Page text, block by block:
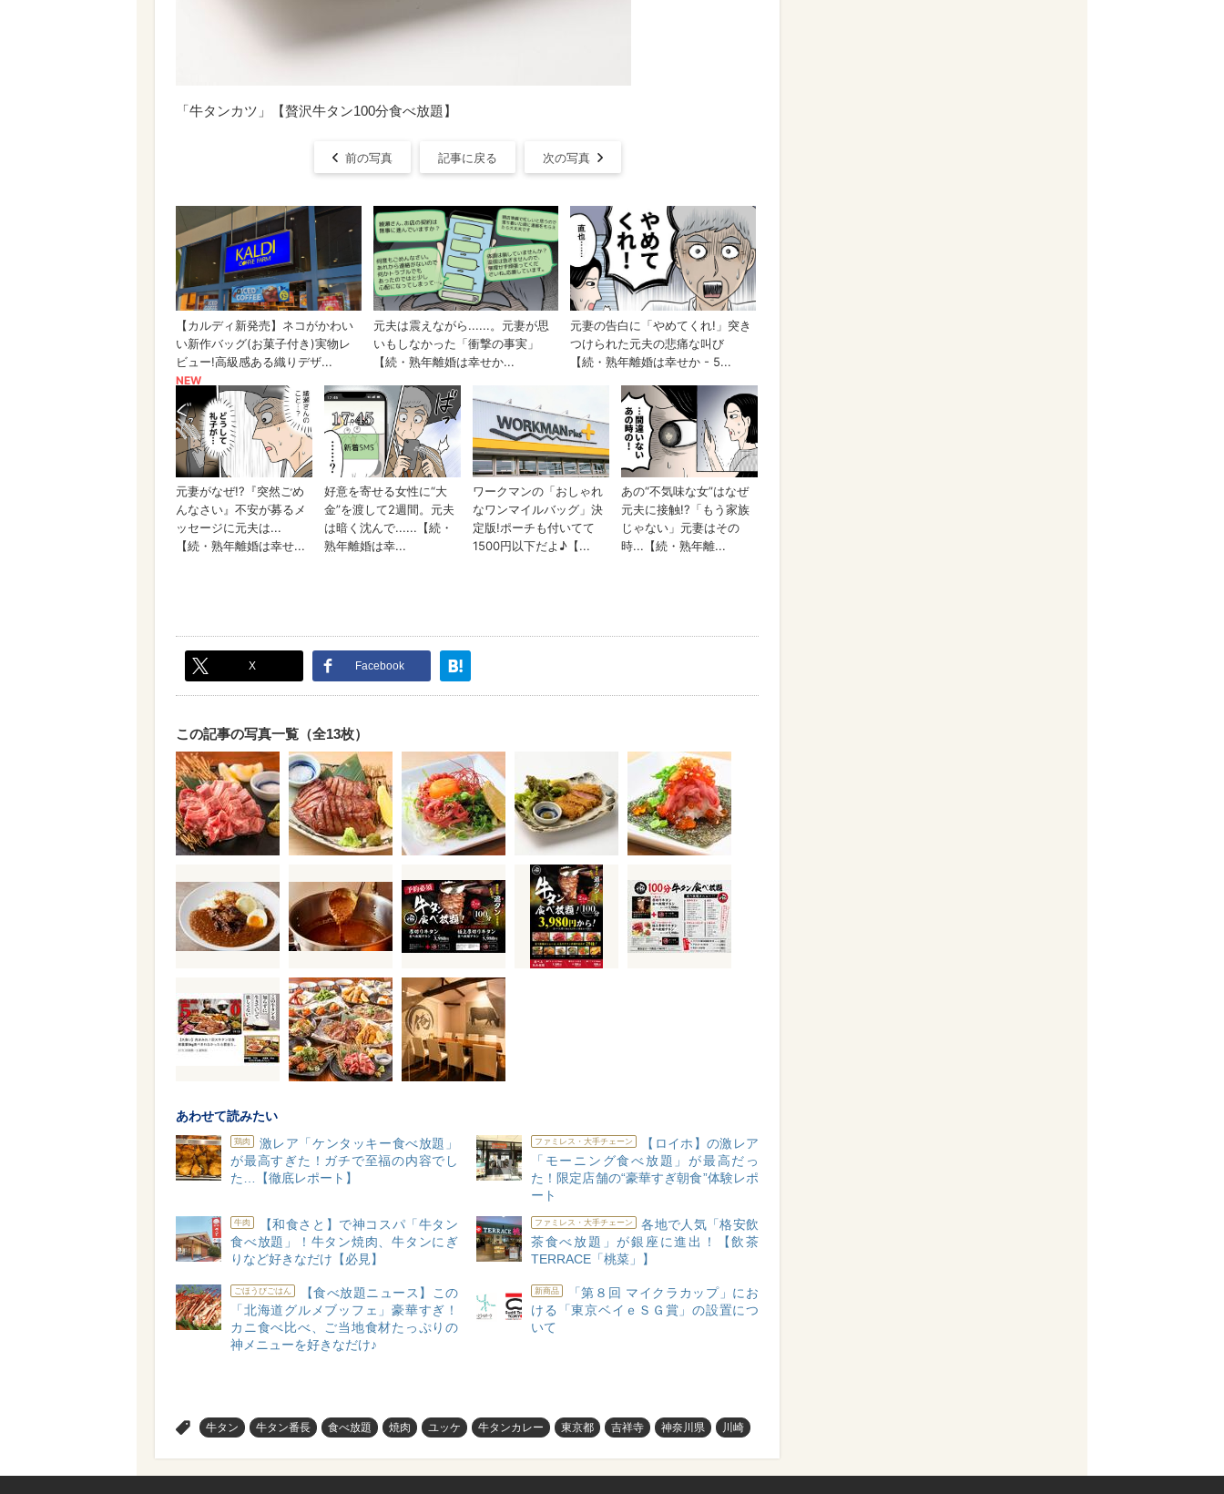
「牛タンカツ」【贅沢牛タン100分食べ放題】
前の写真 記事に戻る 次の写真
X Facebook
この記事の写真一覧（全13枚）
あわせて読みたい
鶏肉
激レア「ケンタッキー食べ放題」
が最高すぎた！ガチで至福の内容でし
た…【徹底レポート】
ファミレス・大手チェーン
【ロイホ】の激レア
「モーニング食べ放題」が最高だっ
た！限定店舗の“豪華すぎ朝食”体験レポ
ート
牛肉
【和食さと】で神コスパ「牛タン
食べ放題」！牛タン焼肉、牛タンにぎ
りなど好きなだけ【必見】
ファミレス・大手チェーン
各地で人気「格安飲
茶食べ放題」が銀座に進出！【飲茶
TERRACE「桃菜」】
ごほうびごはん
【食べ放題ニュース】この
「北海道グルメブッフェ」豪華すぎ！
カニ食べ比べ、ご当地食材たっぷりの
神メニューを好きなだけ♪
新商品
「第８回 マイクラカップ」にお
ける「東京ベイｅＳＧ賞」の設置につ
いて
牛タン 牛タン番長 食べ放題 焼肉 ユッケ 牛タンカレー 東京都 吉祥寺 神奈川県 川崎